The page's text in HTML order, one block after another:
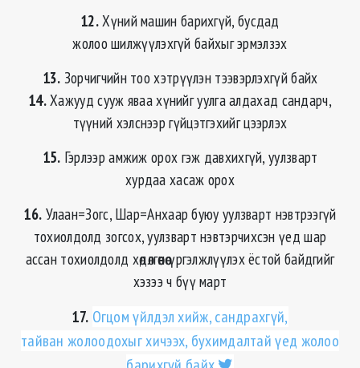
12.Хүний машин барихгүй, бусдад
жолоо шилжүүлэхгүй байхыг эрмэлзэх
13. Зорчигчийн тоо хэтрүүлэн тээвэрлэхгүй байх
14.Хажууд сууж яваа хүнийг уулга алдахад сандарч,
түүний хэлснээр гүйцэтгэхийг цээрлэх
15. Гэрлээр амжиж орох гэж давхихгүй, уулзварт
хурдаа хасаж орох
16. Улаан=Зогс, Шар=Анхаар буюу уулзварт нэвтрээгүй
тохиолдолд зогсох, уулзварт нэвтэрчихсэн үед шар
ассан тохиолдолд хөдөлгөөнөө үргэлжлүүлэх ёстой байдгийг
хэзээ ч бүү март
17. Огцом үйлдэл хийж, сандрахгүй,
тайван жолоодохыг хичээх, бухимдалтай үед жолоо